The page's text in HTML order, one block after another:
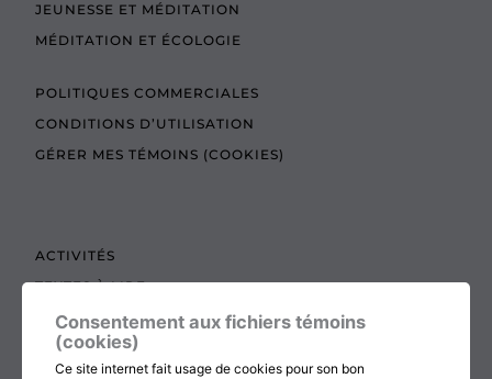
JEUNESSE ET MÉDITATION
MÉDITATION ET ÉCOLOGIE
POLITIQUES COMMERCIALES
CONDITIONS D’UTILISATION
GÉRER MES TÉMOINS (COOKIES)
ACTIVITÉS
TEXTES À LIRE
ADMINISTRATION
BOUTIQUE
Consentement aux fichiers témoins
(cookies)
Ce site internet fait usage de cookies pour son bon